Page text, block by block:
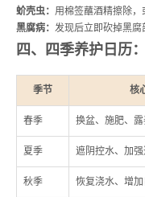
蚧壳虫： 用棉签蘸酒精擦除，
黑腐病： 发现后立即砍掉黑腐
四、四季养护日历
季节 核
春季 换盆、施肥、
夏季 遮阴控水、加
秋季 恢复浇水、增加